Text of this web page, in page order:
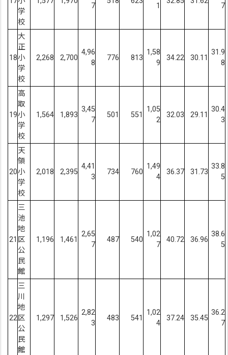
学
校
7
1
7
18
大
正
小
学
校
2,268 2,700
4,96
8
776 813
1,58
9
34.22 30.11
31.9
8
19
高
取
小
学
校
1,564 1,893
3,45
7
501 551
1,05
2
32.03 29.11
30.4
3
20
天
領
小
学
校
2,018 2,395
4,41
3
734 760
1,49
4
36.37 31.73
33.8
5
21
三
池
地
区
公
民
館
1,196 1,461
2,65
7
487 540
1,02
7
40.72 36.96
38.6
5
22
三
川
地
区
公
民
館
1,297 1,526
2,82
3
483 541
1,02
4
37.24 35.45
36.2
7